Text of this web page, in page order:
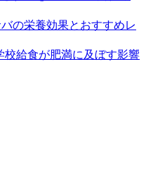
の栄養効果とおすすめレ
校給食が肥満に及ぼす影響